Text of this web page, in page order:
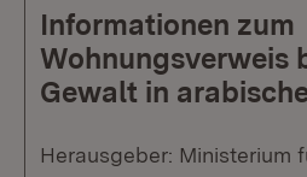
Informationen zum
Wohnungsverweis
Gewalt in
Herausgeber: Ministerium